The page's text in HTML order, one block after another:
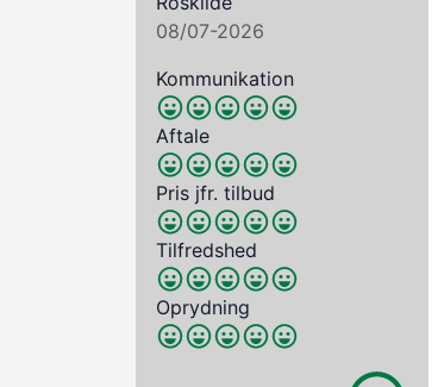
08/07-2026
Kommunikation
Aftale
Pris jfr. tilbud
Tilfredshed
Oprydning